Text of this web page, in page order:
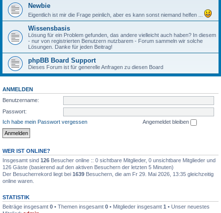
Newbie
Eigentlich ist mir die Frage peinlich, aber es kann sonst niemand helfen ...
Wissensbasis
Lösung für ein Problem gefunden, das andere vielleicht auch haben? In diesem
- nur von registrierten Benutzern nutzbarem - Forum sammeln wir solche
Lösungen. Danke für jeden Beitrag!
phpBB Board Support
Dieses Forum ist für generelle Anfragen zu diesen Board
ANMELDEN
Benutzername:
Passwort:
Ich habe mein Passwort vergessen
Angemeldet bleiben
WER IST ONLINE?
Insgesamt sind 126 Besucher online :: 0 sichtbare Mitglieder, 0 unsichtbare Mitglieder und
126 Gäste (basierend auf den aktiven Besuchern der letzten 5 Minuten)
Der Besucherrekord liegt bei 1639 Besuchern, die am Fr 29. Mai 2026, 13:35 gleichzeitig
online waren.
STATISTIK
Beiträge insgesamt 0 • Themen insgesamt 0 • Mitglieder insgesamt 1 • Unser neuestes